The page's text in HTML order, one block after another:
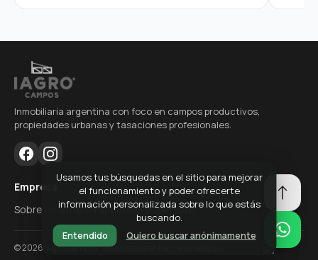
Inmobiliaria argentina con foco en campos productivos,
propiedades urbanas y tasaciones profesionales.
Empresa
Sobre nosotrosPropiedadesContacto
©2026 Iagro Campos. Todos los derechos reservados.
Usamos tus búsquedas en el sitio para mejorar
el funcionamiento y poder ofrecerte
información personalizada sobre lo que estás
buscando.
Entendido Quiero buscar anónimamente